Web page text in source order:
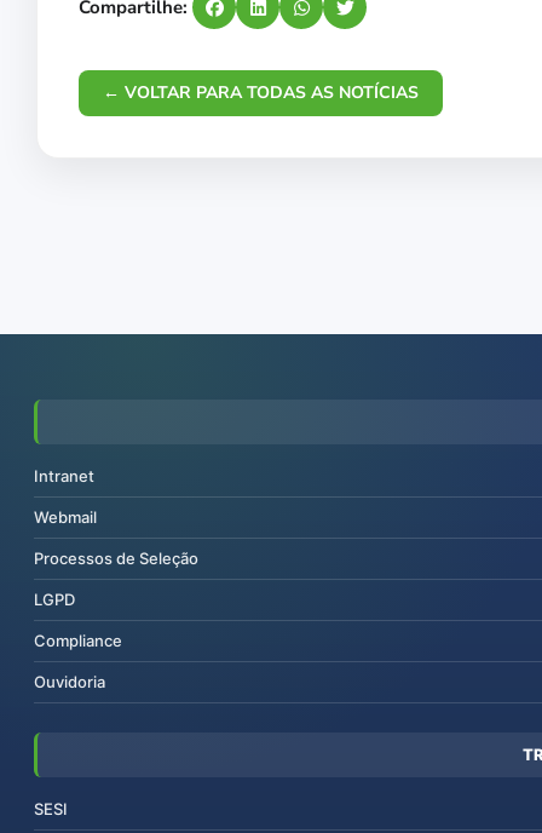
Compartilhe:
← VOLTAR PARA TODAS AS NOTÍCIAS
Intranet
Webmail
Processos de Seleção
LGPD
Compliance
Ouvidoria
SESI